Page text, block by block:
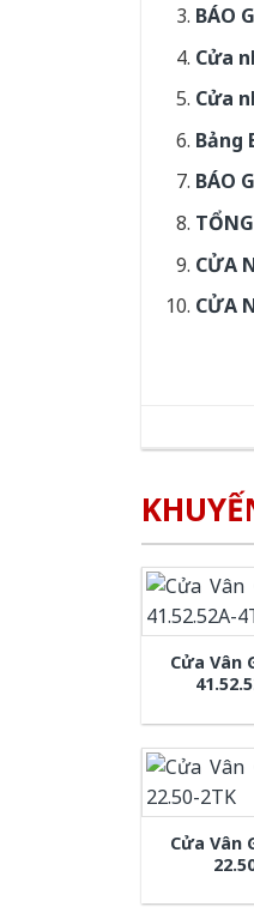
BÁO
Cửa
Cửa
Bảng
BÁO
CỬA
CỬA
Cửa Vân
Cửa Vân